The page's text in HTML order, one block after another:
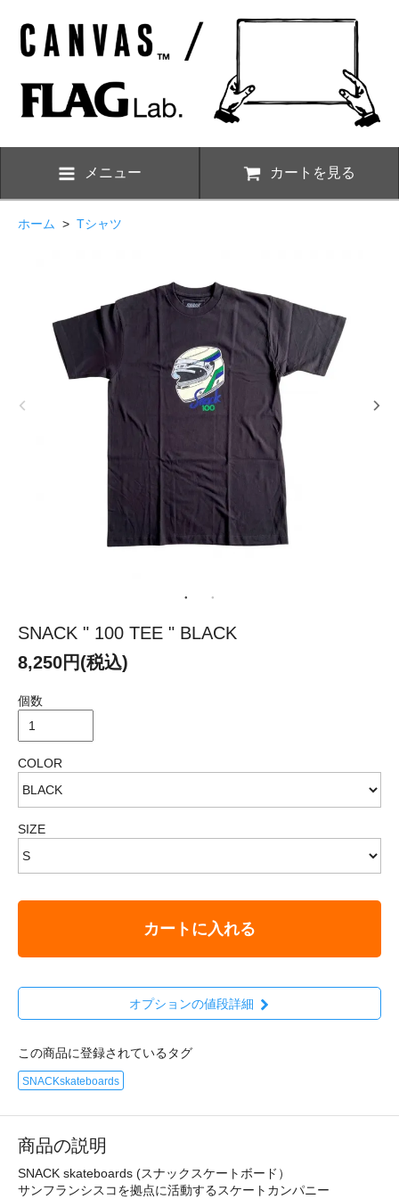
メニュー カートを見る
ホーム > Tシャツ
SNACK " 100 TEE " BLACK
8,250円(税込)
個数
COLOR
SIZE
カートに入れる
オプションの値段詳細
この商品に登録されているタグ
SNACKskateboards
商品の説明
SNACK skateboards (スナックスケートボード）
サンフランシスコを拠点に活動するスケートカンパニー